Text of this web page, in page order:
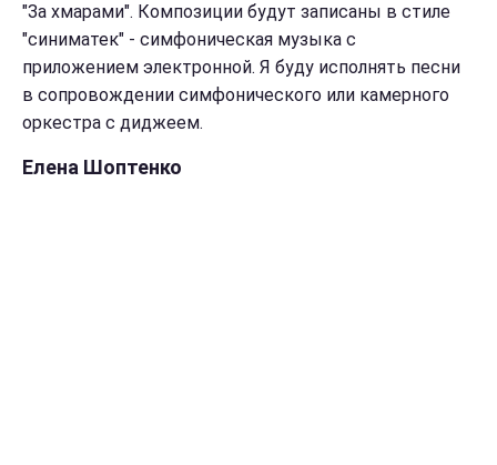
"За хмарами". Композиции будут записаны в стиле
"синиматек" - симфоническая музыка с
приложением электронной. Я буду исполнять песни
в сопровождении симфонического или камерного
оркестра с диджеем.
Елена Шоптенко